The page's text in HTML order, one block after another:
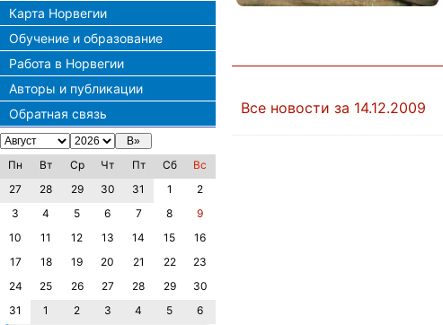
Карта Норвегии
Обучение и образование
Работа в Норвегии
Авторы и публикации
Обратная связь
Пн Вт Ср Чт Пт Сб
Вс
27
28 29 30 31 1
2
3
4 5 6 7 8
9
10
11 12 13 14 15
16
17
18 19 20 21 22
23
24
25 26 27 28 29
30
31
1 2 3 4 5 6
Все новости за 14.12.2009